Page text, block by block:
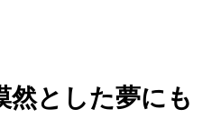
然とした夢にも